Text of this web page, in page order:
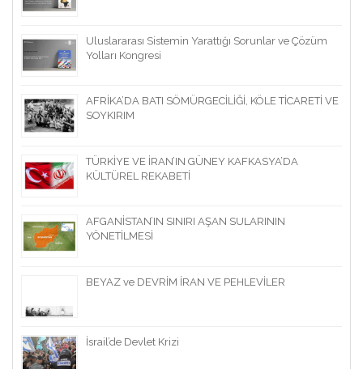
Uluslararası Sistemin Yarattığı Sorunlar ve Çözüm
Yolları Kongresi
AFRİKA’DA BATI SÖMÜRGECİLİĞİ, KÖLE TİCARETİ VE
SOYKIRIM
TÜRKİYE VE İRAN’IN GÜNEY KAFKASYA’DA
KÜLTÜREL REKABETİ
AFGANİSTAN’IN SINIRI AŞAN SULARININ
YÖNETİLMESİ
BEYAZ ve DEVRİM İRAN VE PEHLEVİLER
İsrail’de Devlet Krizi